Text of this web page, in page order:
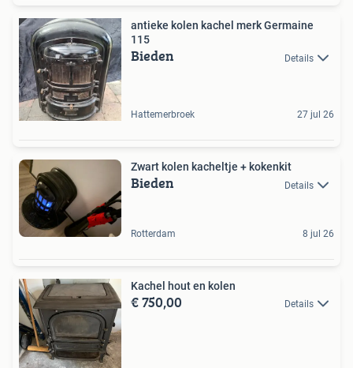
antieke kolen kachel merk Germaine
115
Bieden Details
Hattemerbroek 27 jul 26
Zwart kolen kacheltje + kokenkit
Bieden Details
Rotterdam 8 jul 26
Kachel hout en kolen
€ 750,00 Details